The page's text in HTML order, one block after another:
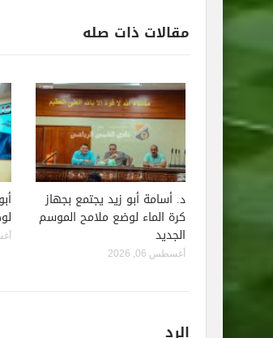
مقالات ذات صله
د. أسامة أبو زيد يجتمع بجهاز
كرة الماء لوضع ملامح الموسم
الجديد
أغسطس 06, 2026
الرد